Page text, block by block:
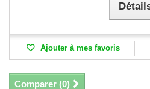
Ajouter à mes favoris
Comparer (0)